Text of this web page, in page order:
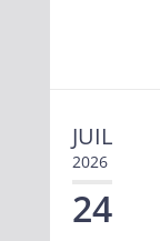
JUIL
2026
24